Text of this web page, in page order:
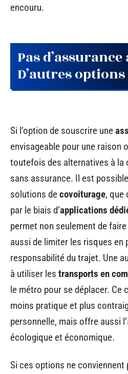
encouru.
Pas
D’autres
Si l’option de souscrire une
envisageable pour une raison
toutefois des alternatives à la
sans assurance. Il est
solutions decovoiturage, que
par le biais d’applications
permet non seulement de
aussi de limiter les risques en
responsabilité du trajet. Une
à utiliser les transports en
le métro pour se déplacer. Ce
moins pratique et plus
personnelle, mais offre aussi
écologique et économique.
Si ces options ne conviennent